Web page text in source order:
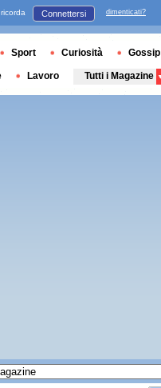
ricorda Connettersi dimenticati?
Sport Curiosità Gossip
Lavoro Tutti i Magazine